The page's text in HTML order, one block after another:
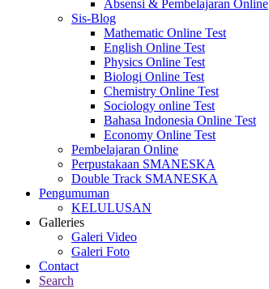
Absensi & Pembelajaran Online
Sis-Blog
Mathematic Online Test
English Online Test
Physics Online Test
Biologi Online Test
Chemistry Online Test
Sociology online Test
Bahasa Indonesia Online Test
Economy Online Test
Pembelajaran Online
Perpustakaan SMANESKA
Double Track SMANESKA
Pengumuman
KELULUSAN
Galleries
Galeri Video
Galeri Foto
Contact
Search